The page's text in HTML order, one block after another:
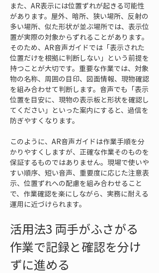
また、AR表示には位置ずれが起きる可能性
があります。屋外、暗所、狭い場所、反射の
多い場所、似た形状が並ぶ場所では、表示位
置が実際の対象からずれることがあります。
そのため、AR音声ガイドでは「表示された
位置だけを根拠に判断しない」という前提を
持つことが大切です。重要な作業では、対象
物の名称、周囲の目印、図面情報、現物確認
を組み合わせて判断します。音声でも「表示
位置を目安に、現物の表示板と形状を確認し
てください」といった案内にすると、過信を
防ぎやすくなります。
このように、AR音声ガイドは作業手順を分
かりやすくしますが、正確な作業そのものを
保証するものではありません。現場で使いや
すい順序、短い音声、重要度に応じた注意表
示、位置ずれへの配慮を組み合わせること
で、作業確認を楽にしながら、実務に耐える
運用に近づけられます。
活用法3 両手がふさがる
作業で記録と確認を分け
ずに進める